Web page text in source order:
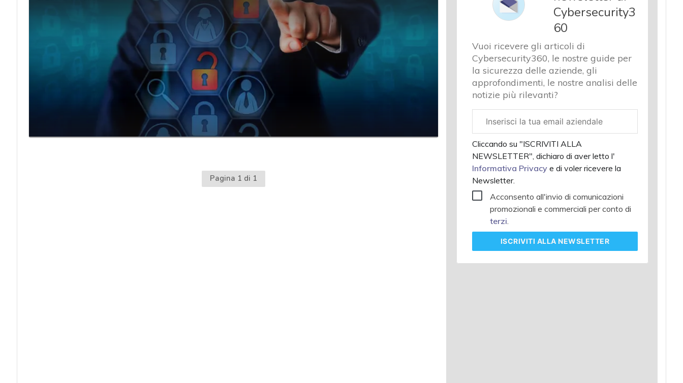
Pagina 1 di 1
Cybersecurity3
60
Vuoi ricevere gli articoli di
Cybersecurity360, le nostre guide per
la sicurezza delle aziende, gli
approfondimenti, le nostre analisi delle
notizie più rilevanti?
aziendale
Cliccando su "ISCRIVITI ALLA
NEWSLETTER", dichiaro di aver letto l'
Informativa Privacy e di voler ricevere la
Newsletter.
Acconsento all'invio di comunicazioni
promozionali e commerciali per conto di
terzi.
ISCRIVITI ALLA NEWSLETTER